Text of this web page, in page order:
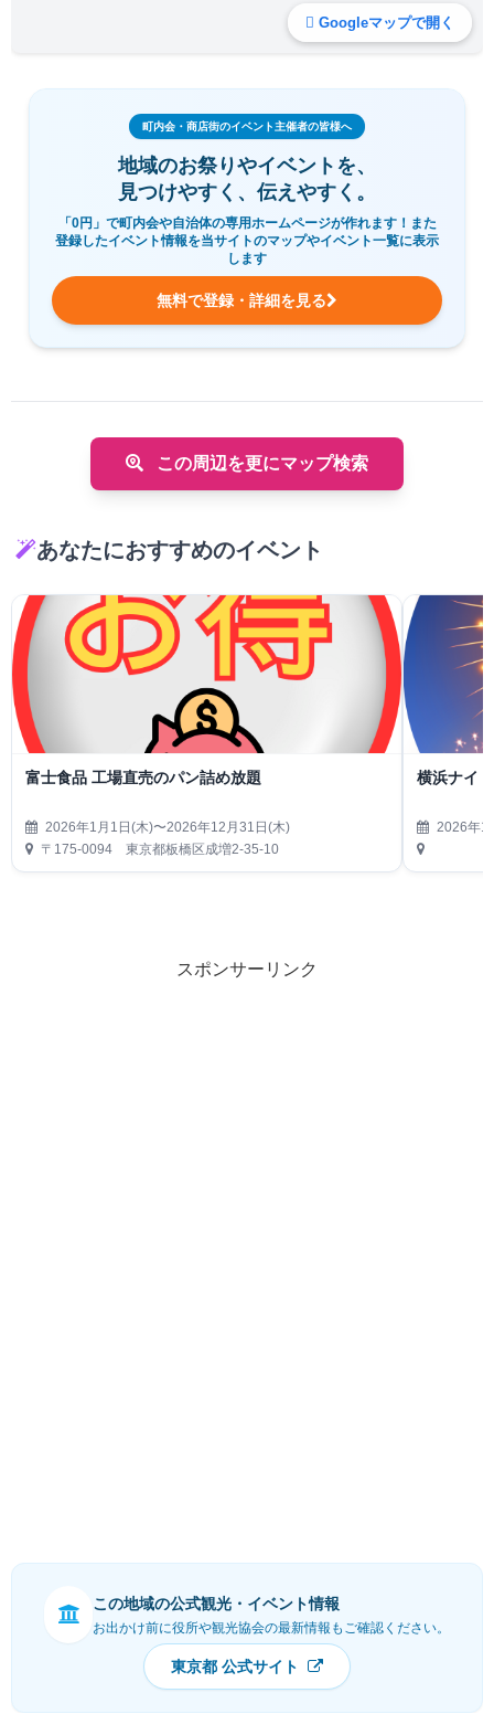
Googleマップで開く
町内会・商店街のイベント主催者の皆様へ
地域のお祭りやイベントを、
見つけやすく、伝えやすく。
「0円」で町内会や自治体の専用ホームページが作れます！また
登録したイベント情報を当サイトのマップやイベント一覧に表示
します
無料で登録・詳細を見る
この周辺を更にマップ検索
あなたにおすすめのイベント
富士食品 工場直売のパン詰め放題
2026年1月1日(木)〜2026年12月31日(木)
〒175-0094 東京都板橋区成増2-35-10
横浜ナイ
2026年1
スポンサーリンク
この地域の公式観光・イベント情報
お出かけ前に役所や観光協会の最新情報もご確認ください。
東京都 公式サイト